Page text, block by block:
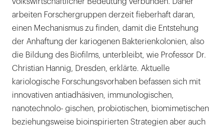
arbeiten Forschergruppen derzeit fieberhaft daran,
einen Mechanismus zu finden, damit die Entstehung
der Anhaftung der kariogenen Bakterienkolonien, also
die Bildung des Biofilms, unterbleibt, wie Professor Dr.
Christian Hannig, Dresden, erklärte. Aktuelle
kariologische Forschungsvorhaben befassen sich mit
innovativen antiadhäsiven, immunologischen,
nanotechnolo- gischen, probiotischen, biomimetischen
beziehungsweise bioinspirierten Strategien aber auch